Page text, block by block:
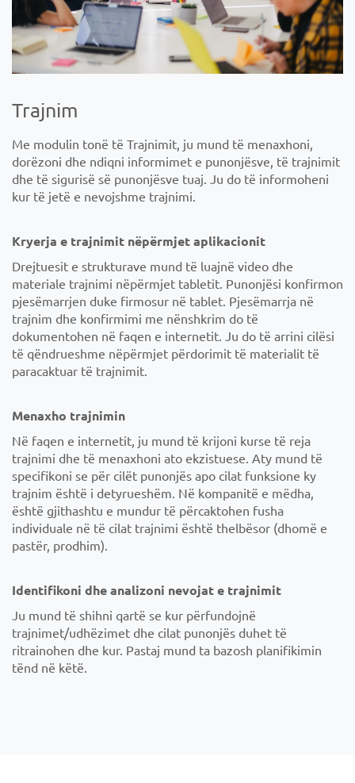
Trajnim
Me modulin tonë të Trajnimit, ju mund të menaxhoni,
dorëzoni dhe ndiqni informimet e punonjësve, të trajnimit
dhe të sigurisë së punonjësve tuaj. Ju do të informoheni
kur të jetë e nevojshme trajnimi.
Kryerja e trajnimit nëpërmjet aplikacionit
Drejtuesit e strukturave mund të luajnë video dhe
materiale trajnimi nëpërmjet tabletit. Punonjësi konfirmon
pjesëmarrjen duke firmosur në tablet. Pjesëmarrja në
trajnim dhe konfirmimi me nënshkrim do të
dokumentohen në faqen e internetit. Ju do të arrini cilësi
të qëndrueshme nëpërmjet përdorimit të materialit të
paracaktuar të trajnimit.
Menaxho trajnimin
Në faqen e internetit, ju mund të krijoni kurse të reja
trajnimi dhe të menaxhoni ato ekzistuese. Aty mund të
specifikoni se për cilët punonjës apo cilat funksione ky
trajnim është i detyrueshëm. Në kompanitë e mëdha,
është gjithashtu e mundur të përcaktohen fusha
individuale në të cilat trajnimi është thelbësor (dhomë e
pastër, prodhim).
Identifikoni dhe analizoni nevojat e trajnimit
Ju mund të shihni qartë se kur përfundojnë
trajnimet/udhëzimet dhe cilat punonjës duhet të
ritrainohen dhe kur. Pastaj mund ta bazosh planifikimin
tënd në këtë.